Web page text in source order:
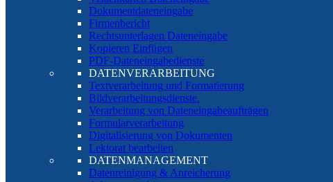
Dokumentdateneingabe
Firmenbericht
Rechtsunterlagen Dateneingabe
Kopieren Einfügen
PDF-Dateneingabedienste
DATENVERARBEITUNG
Textverarbeitung und Formatierung
Bildverarbeitungsdienste.
Verarbeitung von Dateneingabeaufträgen
Formularverarbeitung
Digitalisierung von Dokumenten
Lektorat bearbeiten
DATENMANAGEMENT
Datenreinigung & Anreicherung